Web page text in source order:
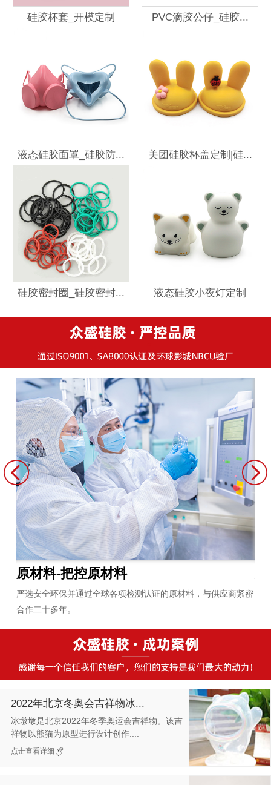
硅胶杯套_开模定制 PVC滴胶公仔_硅胶...
液态硅胶面罩_硅胶防... 美团硅胶杯盖定制|硅...
硅胶密封圈_硅胶密封... 液态硅胶小夜灯定制
原材料-把控原材料
严选安全环保并通过全球各项检测认证的原材料，与供应商紧密
合作二十多年。
2022年北京冬奥会吉祥物冰...
冰墩墩是北京2022年冬季奥运会吉祥物。该吉
祥物以熊猫为原型进行设计创作....
点击查看详细